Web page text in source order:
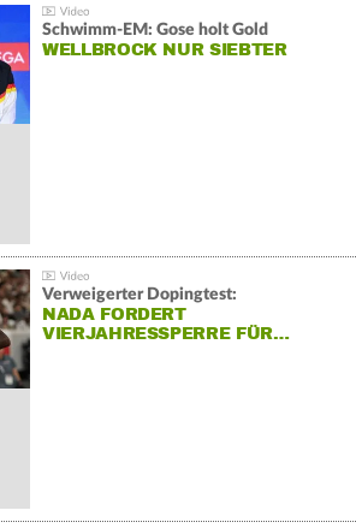
Schwimm-EM: Gose holt Gold
WELLBROCK NUR SIEBTER
Verweigerter Dopingtest:
NADA FORDERT
VIERJAHRESSPERRE FÜR…